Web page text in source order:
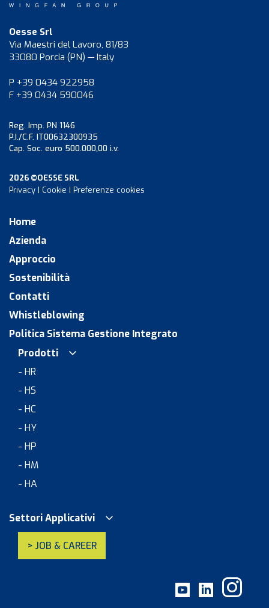
Oesse Srl
Via Maestri del Lavoro, 81/83
33080 Porcia (PN) — Italy
P +39 0434 922958
F +39 0434 590046
Reg. Imp. PN 1146
P.I./C.F. IT00632300935
Cap. Soc. euro 500.000,00 i.v.
2026 ©OESSE SRL
Privacy | Cookie | Preferenze cookies
Home
Azienda
Approccio
Sostenibilità
Contatti
Whistleblowing
Politica Sistema Gestione Integrato
Prodotti
- HR
- HS
- HC
- HY
- HP
- HM
- HA
Settori Applicativi
> JOB & CAREER